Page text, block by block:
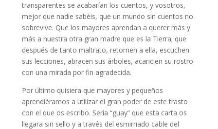
transparentes se acabarían los cuentos, y vosotros,
mejor que nadie sabéis, que un mundo sin cuentos no
sobrevive. Que los mayores aprendan a querer más y
más a nuestra otra gran madre que es la Tierra; que
después de tanto maltrato, retornen a ella, escuchen
sus lecciones, abracen sus árboles, acaricien su rostro
con una mirada por fin agradecida.
Por último quisiera que mayores y pequeños
aprendiéramos a utilizar el gran poder de este trasto
con el que os escribo. Sería “guay” que esta carta os
llegara sin sello y a través del esmirriado cable del